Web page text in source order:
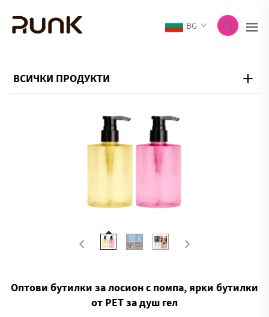
BG
ВСИЧКИ ПРОДУКТИ
Оптови бутилки за лосион с помпа, ярки бутилки
от PET за душ гел